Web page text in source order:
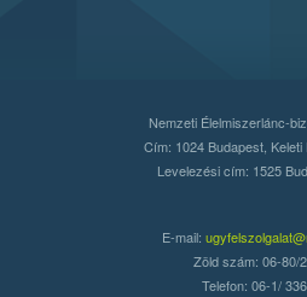
Nemzeti Élelmiszerlánc-
Cím: 1024 Budapest, Keleti
Levelezési cím: 1525
E-mail:
Zöld szám: 06-80/
Telefon: 06-1/